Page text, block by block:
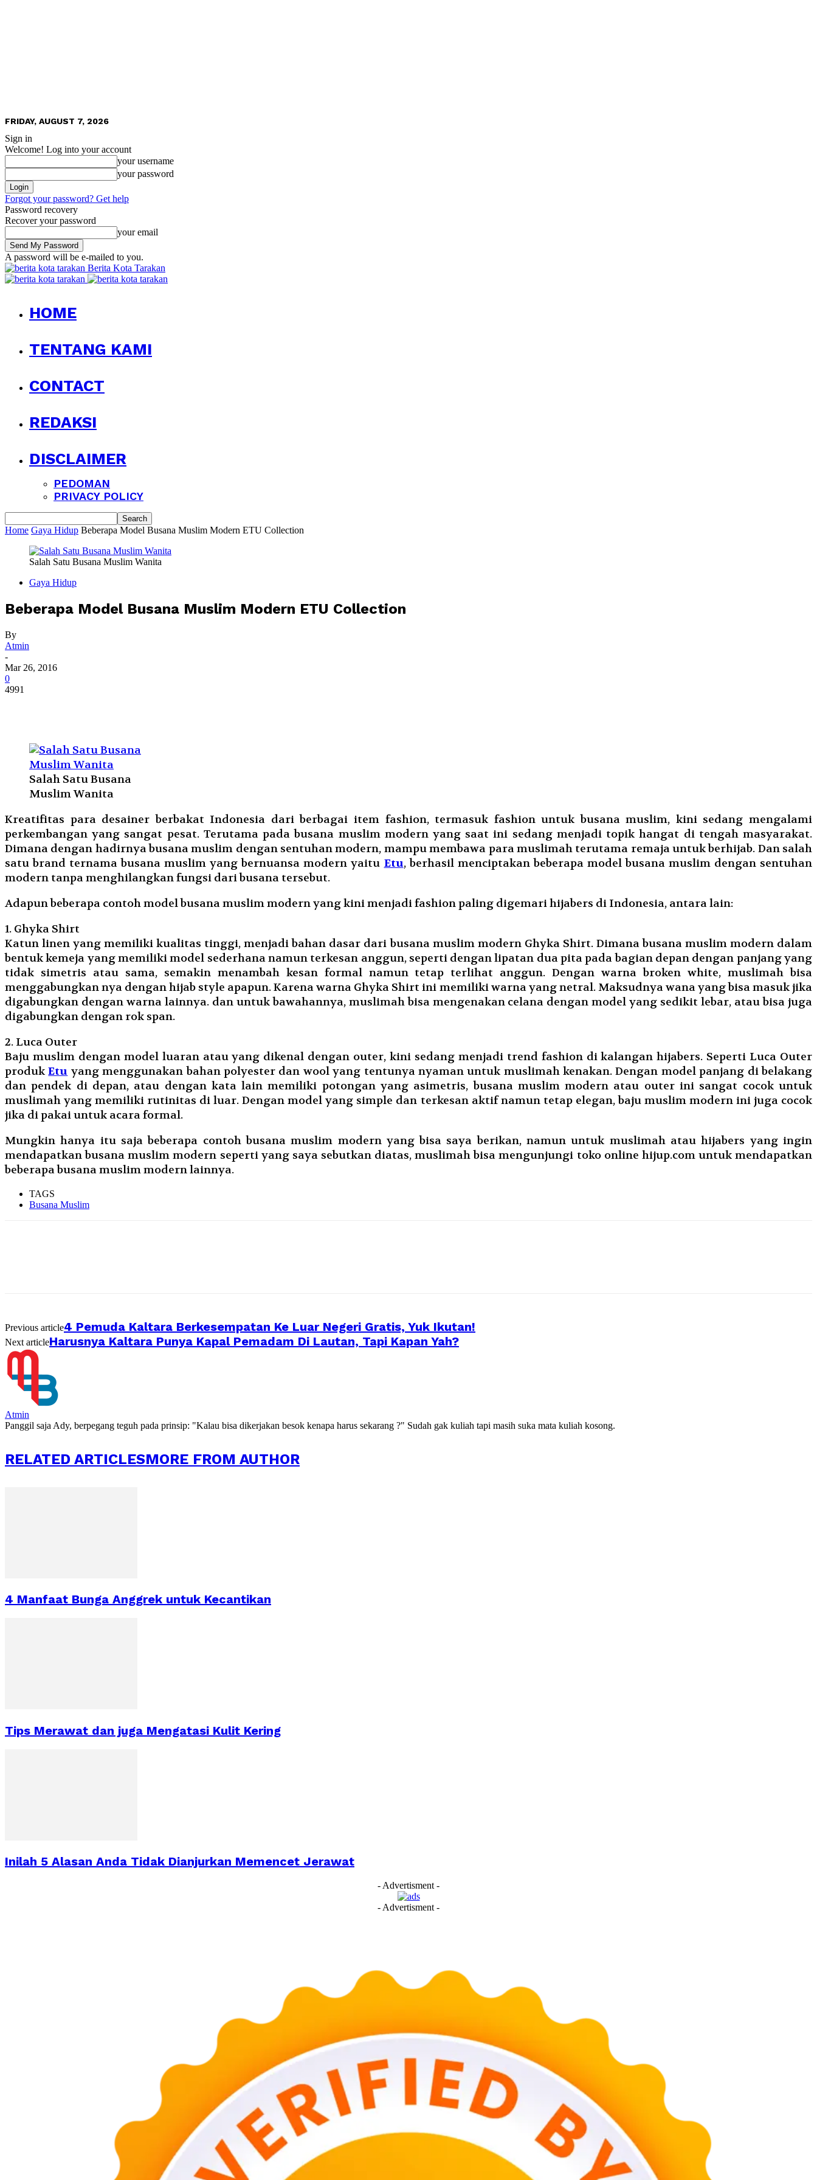
FRIDAY, AUGUST 7, 2026
Sign in
Welcome! Log into your account
your username
your password
Forgot your password? Get help
Password recovery
Recover your password
your email
A password will be e-mailed to you.
Berita Kota Tarakan
HOME
TENTANG KAMI
CONTACT
REDAKSI
DISCLAIMER
PEDOMAN
PRIVACY POLICY
Home Gaya Hidup Beberapa Model Busana Muslim Modern ETU Collection
Salah Satu Busana Muslim Wanita
Gaya Hidup
Beberapa Model Busana Muslim Modern ETU Collection
By
Atmin
-
Mar 26, 2016
0
4991
Salah Satu Busana
Muslim Wanita
Kreatifitas para desainer berbakat Indonesia dari berbagai item fashion, termasuk fashion untuk busana muslim, kini sedang mengalami
perkembangan yang sangat pesat. Terutama pada busana muslim modern yang saat ini sedang menjadi topik hangat di tengah masyarakat.
Dimana dengan hadirnya busana muslim dengan sentuhan modern, mampu membawa para muslimah terutama remaja untuk berhijab. Dan salah
satu brand ternama busana muslim yang bernuansa modern yaitu Etu, berhasil menciptakan beberapa model busana muslim dengan sentuhan
modern tanpa menghilangkan fungsi dari busana tersebut.
Adapun beberapa contoh model busana muslim modern yang kini menjadi fashion paling digemari hijabers di Indonesia, antara lain:
1. Ghyka Shirt
Katun linen yang memiliki kualitas tinggi, menjadi bahan dasar dari busana muslim modern Ghyka Shirt. Dimana busana muslim modern dalam
bentuk kemeja yang memiliki model sederhana namun terkesan anggun, seperti dengan lipatan dua pita pada bagian depan dengan panjang yang
tidak simetris atau sama, semakin menambah kesan formal namun tetap terlihat anggun. Dengan warna broken white, muslimah bisa
menggabungkan nya dengan hijab style apapun. Karena warna Ghyka Shirt ini memiliki warna yang netral. Maksudnya wana yang bisa masuk jika
digabungkan dengan warna lainnya. dan untuk bawahannya, muslimah bisa mengenakan celana dengan model yang sedikit lebar, atau bisa juga
digabungkan dengan rok span.
2. Luca Outer
Baju muslim dengan model luaran atau yang dikenal dengan outer, kini sedang menjadi trend fashion di kalangan hijabers. Seperti Luca Outer
produkEtu yang menggunakan bahan polyester dan wool yang tentunya nyaman untuk muslimah kenakan. Dengan model panjang di belakang
dan pendek di depan, atau dengan kata lain memiliki potongan yang asimetris, busana muslim modern atau outer ini sangat cocok untuk
muslimah yang memiliki rutinitas di luar. Dengan model yang simple dan terkesan aktif namun tetap elegan, baju muslim modern ini juga cocok
jika di pakai untuk acara formal.
Mungkin hanya itu saja beberapa contoh busana muslim modern yang bisa saya berikan, namun untuk muslimah atau hijabers yang ingin
mendapatkan busana muslim modern seperti yang saya sebutkan diatas, muslimah bisa mengunjungi toko online hijup.com untuk mendapatkan
beberapa busana muslim modern lainnya.
TAGS
Busana Muslim
Previous article4 Pemuda Kaltara Berkesempatan Ke Luar Negeri Gratis, Yuk Ikutan!
Next articleHarusnya Kaltara Punya Kapal Pemadam Di Lautan, Tapi Kapan Yah?
Atmin
Panggil saja Ady, berpegang teguh pada prinsip: "Kalau bisa dikerjakan besok kenapa harus sekarang ?" Sudah gak kuliah tapi masih suka mata kuliah kosong.
RELATED ARTICLESMORE FROM AUTHOR
4 Manfaat Bunga Anggrek untuk Kecantikan
Tips Merawat dan juga Mengatasi Kulit Kering
Inilah 5 Alasan Anda Tidak Dianjurkan Memencet Jerawat
- Advertisment -
- Advertisment -